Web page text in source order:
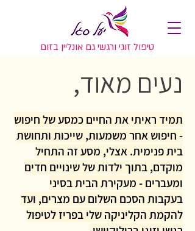
טיפול זוגי ורגשי גם אונליין בזום
נעים מאוד,
​תמיד ראיתי את החיים כמסע של חיפוש
- חיפוש אחר משמעות, שייכות ותחושת
בית פנימית. אצלי, מסע זה התחיל
מוקדם, בתוך ילדות של שינויים חדים
ומעברים - מעקירת הבית בסיני
בעקבות הסכם השלום עם מצרים, ועד
להקמת הקליניקה שלי בפריז לטיפול